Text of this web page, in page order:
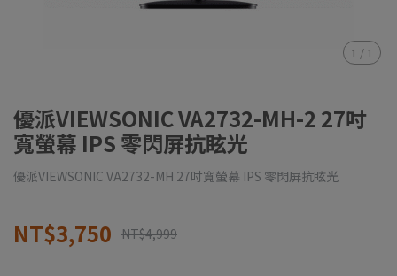
1 / 1
優派VIEWSONIC VA2732-MH-2 27吋
寬螢幕 IPS 零閃屏抗眩光
優派VIEWSONIC VA2732-MH 27吋寬螢幕 IPS 零閃屏抗眩光
NT$3,750 NT$4,999